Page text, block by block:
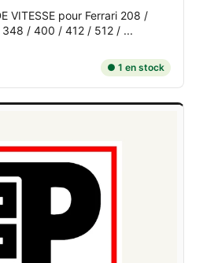
VITESSE pour Ferrari 208 /
/ 400 / 412 / 512 / ...
● 1 en stock